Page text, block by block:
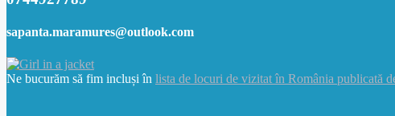
sapanta.maramures@outlook.com
Ne bucurăm să fim incluși în lista de locuri de vizitat în România publicată